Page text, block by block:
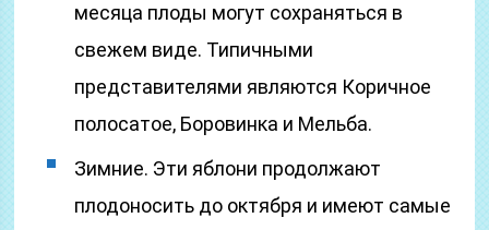
месяца плоды могут сохраняться в
свежем виде. Типичными
представителями являются Коричное
полосатое, Боровинка и Мельба.
Зимние. Эти яблони продолжают
плодоносить до октября и имеют самые